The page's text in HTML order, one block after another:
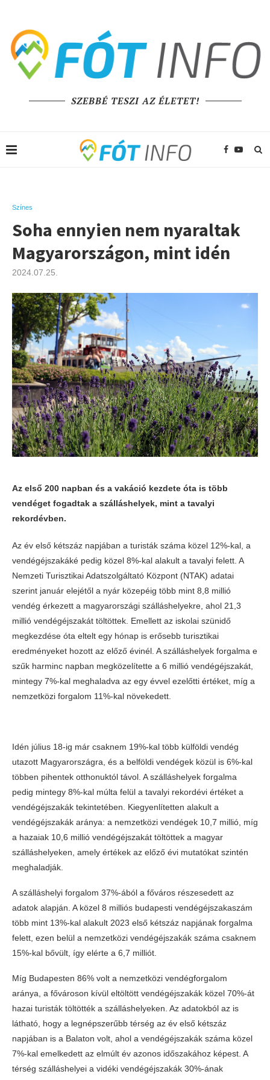
SZEBBÉ TESZI AZ ÉLETET!
Színes
Soha ennyien nem nyaraltak
Magyarországon, mint idén
2024.07.25.
Az első 200 napban és a vakáció kezdete óta is több
vendéget fogadtak a szálláshelyek, mint a tavalyi
rekordévben.
Az év első kétszáz napjában a turisták száma közel 12%-kal, a
vendégéjszakáké pedig közel 8%-kal alakult a tavalyi felett. A
Nemzeti Turisztikai Adatszolgáltató Központ (NTAK) adatai
szerint január elejétől a nyár közepéig több mint 8,8 millió
vendég érkezett a magyarországi szálláshelyekre, ahol 21,3
millió vendégéjszakát töltöttek. Emellett az iskolai szünidő
megkezdése óta eltelt egy hónap is erősebb turisztikai
eredményeket hozott az előző évinél. A szálláshelyek forgalma e
szűk harminc napban megközelítette a 6 millió vendégéjszakát,
mintegy 7%-kal meghaladva az egy évvel ezelőtti értéket, míg a
nemzetközi forgalom 11%-kal növekedett.
Idén július 18-ig már csaknem 19%-kal több külföldi vendég
utazott Magyarországra, és a belföldi vendégek közül is 6%-kal
többen pihentek otthonuktól távol. A szálláshelyek forgalma
pedig mintegy 8%-kal múlta felül a tavalyi rekordévi értéket a
vendégéjszakák tekintetében. Kiegyenlítetten alakult a
vendégéjszakák aránya: a nemzetközi vendégek 10,7 millió, míg
a hazaiak 10,6 millió vendégéjszakát töltöttek a magyar
szálláshelyeken, amely értékek az előző évi mutatókat szintén
meghaladják.
A szálláshelyi forgalom 37%-ából a főváros részesedett az
adatok alapján. A közel 8 milliós budapesti vendégéjszakaszám
több mint 13%-kal alakult 2023 első kétszáz napjának forgalma
felett, ezen belül a nemzetközi vendégéjszakák száma csaknem
15%-kal bővült, így elérte a 6,7 milliót.
Míg Budapesten 86% volt a nemzetközi vendégforgalom
aránya, a fővároson kívül eltöltött vendégéjszakák közel 70%-át
hazai turisták töltötték a szálláshelyeken. Az adatokból az is
látható, hogy a legnépszerűbb térség az év első kétszáz
napjában is a Balaton volt, ahol a vendégéjszakák száma közel
7%-kal emelkedett az elmúlt év azonos időszakához képest. A
térség szálláshelyei a vidéki vendégéjszakák 30%-ának